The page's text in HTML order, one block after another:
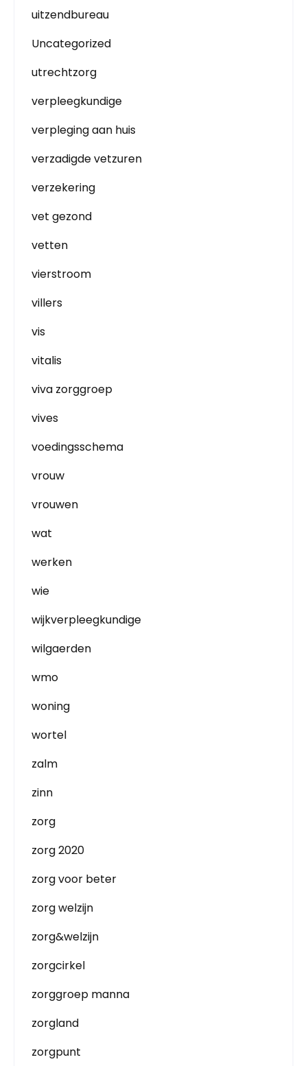
uitzendbureau
Uncategorized
utrechtzorg
verpleegkundige
verpleging aan huis
verzadigde vetzuren
verzekering
vet gezond
vetten
vierstroom
villers
vis
vitalis
viva zorggroep
vives
voedingsschema
vrouw
vrouwen
wat
werken
wie
wijkverpleegkundige
wilgaerden
wmo
woning
wortel
zalm
zinn
zorg
zorg 2020
zorg voor beter
zorg welzijn
zorg&welzijn
zorgcirkel
zorggroep manna
zorgland
zorgpunt